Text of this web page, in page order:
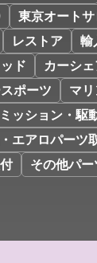
東京オート
レストア 輸
ド カーシ
ポーツ マ
ミッション・駆
エアロパーツ
その他パ